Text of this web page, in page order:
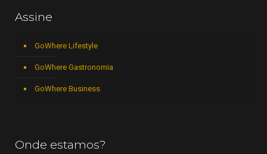
Assine
GoWhere Lifestyle
GoWhere Gastronomia
GoWhere Business
Onde estamos?